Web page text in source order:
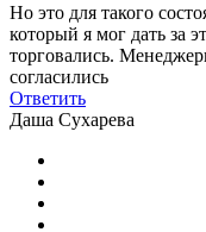
Но это для такого
который я мог дать за
торговались.
согласились
Ответить
Даша Сухарева